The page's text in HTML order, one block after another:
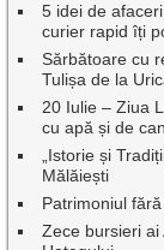
5 idei de
curier rapid îți
Sărbătoare cu
Tulișa de la
20 Iulie – Ziua
cu apă și de
„Istorie și
Mălăiești
Patrimoniul
Zece bursieri